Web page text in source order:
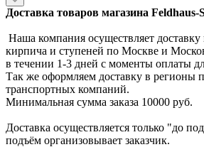
Доставка товаров магазина Feldhaus-
Наша компания осуществляет
кирпича и ступеней по Москве и
в течении 1-3 дней с моменты оплаты
Так же оформляем доставку в регионы
транспортных компаний.
Минимальная сумма заказа 10000 руб.
Доставка осуществляется только "до
подъём организовывает заказчик.